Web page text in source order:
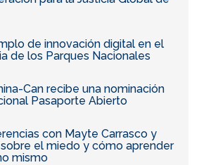
de innovación digital en el
de los Parques Nacionales
Can recibe una nominación
Pasaporte Abierto
con Mayte Carrasco y
el miedo y cómo aprender
mismo